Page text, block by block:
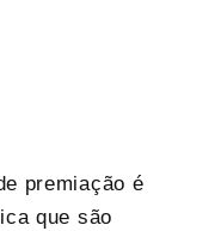
premiação é
que são